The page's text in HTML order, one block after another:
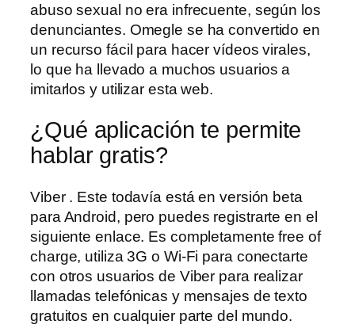
abuso sexual no era infrecuente, según los
denunciantes. Omegle se ha convertido en
un recurso fácil para hacer vídeos virales,
lo que ha llevado a muchos usuarios a
imitarlos y utilizar esta web.
¿Qué aplicación te permite
hablar gratis?
Viber . Este todavía está en versión beta
para Android, pero puedes registrarte en el
siguiente enlace. Es completamente free of
charge, utiliza 3G o Wi-Fi para conectarte
con otros usuarios de Viber para realizar
llamadas telefónicas y mensajes de texto
gratuitos en cualquier parte del mundo.